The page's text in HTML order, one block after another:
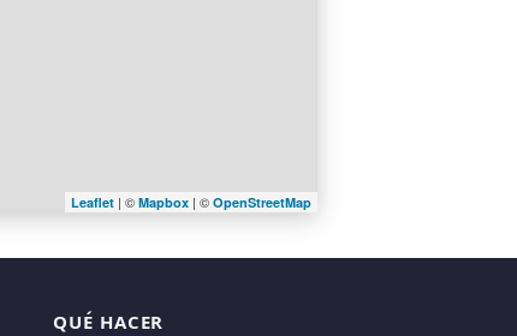
Leaflet | ©Mapbox | ©OpenStreetMap
QUÉ HACER